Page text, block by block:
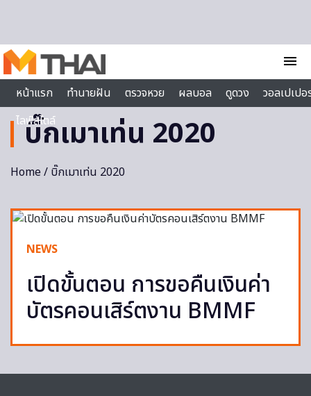
menu
หน้าแรก
ทำนายฝัน ตรวจหวย ผลบอล ดูดวง
วอลเปเป
ไลฟ์สไตล์
บิ๊กเมาเท่น 2020
Home/ บิ๊กเมาเท่น 2020
NEWS
เปิดขั้นตอน การขอคืนเงินค่า
บัตรคอนเสิร์ตงาน BMMF